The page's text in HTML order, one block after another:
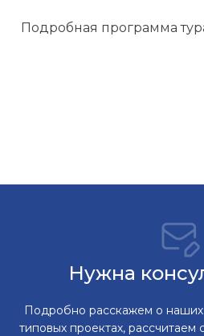
Подробная программа
Нужна
Подробно расскажем о наших
типовых проектах, рассчитаем